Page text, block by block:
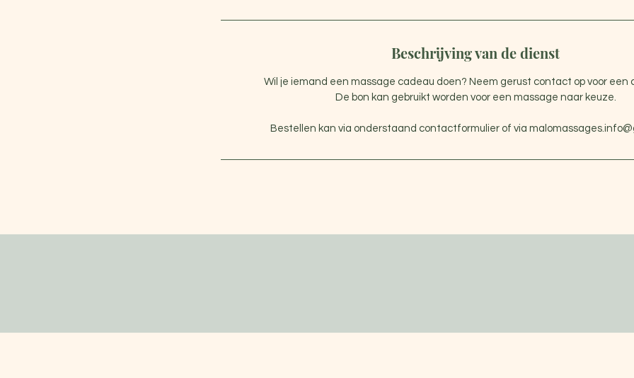
Beschrijving van de dienst
Wil je iemand een massage cadeau doen? Neem gerust contact op voor een
De bon kan gebruikt worden voor een massage naar keuze.
Bestellen kan via onderstaand contactformulier of via